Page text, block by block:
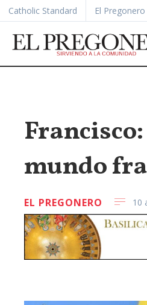
Catholic Standard El Pregonero
mundo
EL PREGONERO 10